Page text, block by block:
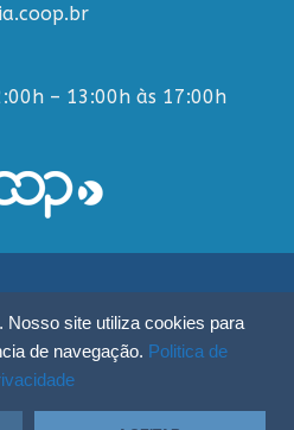
Nosso site utiliza cookies para
de navegação. Politica de
– 13:00h às 17:00h
os Direitos Reservados - R. Paulo
Pinto, Porto Velho - RO, 76820-454